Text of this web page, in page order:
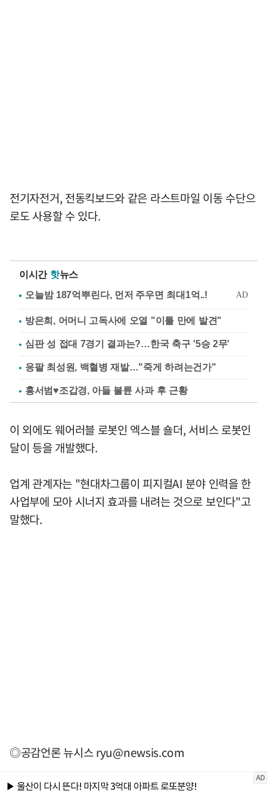
전기자전거, 전동킥보드와 같은 라스트마일 이동 수단으
로도 사용할 수 있다.
이시간 핫뉴스
방은희, 어머니 고독사에 오열 "이틀 만에 발견"
심판 성 접대 7경기 결과는?…한국 축구 '5승 2무'
응팔 최성원, 백혈병 재발…"죽게 하려는건가"
홍서범♥조갑경, 아들 불륜 사과 후 근황
이 외에도 웨어러블 로봇인 엑스블 숄더, 서비스 로봇인
달이 등을 개발했다.
업계 관계자는 "현대차그룹이 피지컬AI 분야 인력을 한
사업부에 모아 시너지 효과를 내려는 것으로 보인다"고
말했다.
◎공감언론 뉴시스ryu@newsis.com